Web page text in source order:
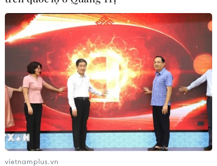
động thận trọng nếu không muốn điều đó lặp
lại./.
(TTXVN/Vietnam+)
vietnamplus.vn